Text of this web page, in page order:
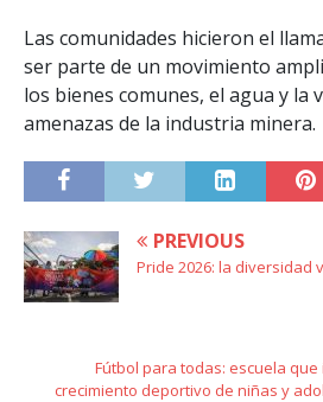
Las comunidades hicieron el
ser parte de un movimiento
los bienes comunes, el agua y la
amenazas de la industria minera.
PREVIOUS
Pride 2026: la diversidad
Fútbol para todas: escuela que
crecimiento deportivo de niñas y